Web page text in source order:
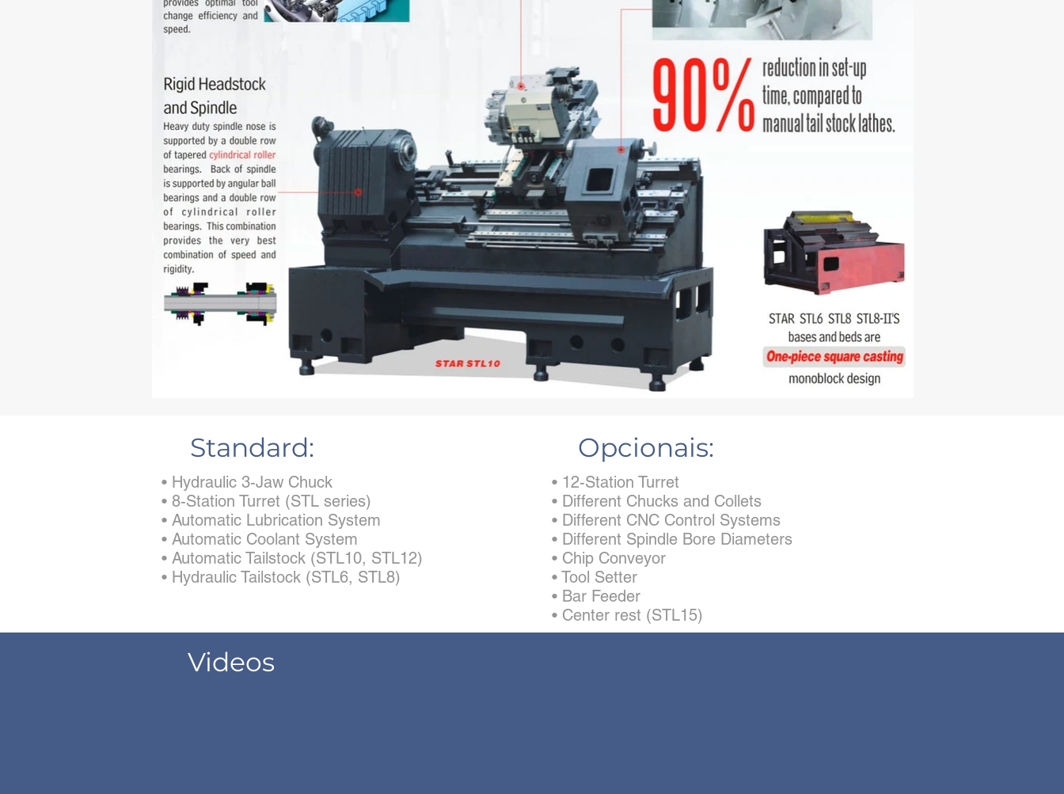
Standard:
• Hydraulic 3-Jaw Chuck
• 8-Station Turret (STL series)
• Automatic Lubrication System
• Automatic Coolant System
• Automatic Tailstock (STL10, STL12)
• Hydraulic Tailstock (STL6, STL8)
Opcionais:
• 12-Station Turret
• Different Chucks and Collets
• Different CNC Control Systems
• Different Spindle Bore Diameters
• Chip Conveyor
• Tool Setter
• Bar Feeder
• Center rest (STL15)
Videos